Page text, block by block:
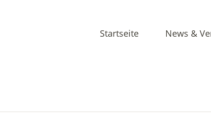
Startseite News &